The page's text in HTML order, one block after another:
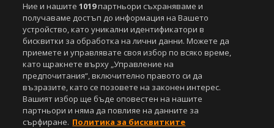
под закрила на Закона за авторското право и сродните му права.
Всички статии, репортажи, интервюта и други текстови, графични и
видео материали, публикувани в сайта, са собственост на Агенция
Спортал, освен ако изрично е посочено друго. Допуска се
публикуване на текстови материали само след писмено съгласие на
Агенция Спортал, посочване на източника и добавяне на линк към
www.sportal.bg. Използването на графични и видео материали,
публикувани в сайта, е строго забранено. Нарушителите ще бъдат
санкционирани с цялата строгост на закона.
СвалиБЕЗПЛАТНОТОприложение за:
Ние и нашите1019партньори съхраняваме и
получаваме достъп до информация на Вашето
устройство, като уникални идентификатори в
бисквитки за обработка на лични данни. Можете да
приемете и управлявате своя избор по всяко време,
като щракнете върху „Управление на
предпочитания“, включително правото си да
възразите, като се позовете на законен интерес.
Вашият избор ще бъде оповестен на нашите
партньори и няма да повлияе на данните за
сърфиране. Политика за бисквитките